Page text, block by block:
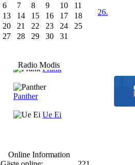
6 7 8 9 10
11
13 14 15 16 17
18
20 21 22 23 24
25
27 28 29 30 31
Radio Modis
Frank
Panther
Ue Ei
Online Information
26.